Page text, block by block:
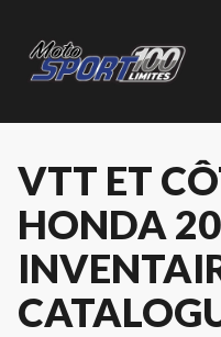
VTT ET
HONDA